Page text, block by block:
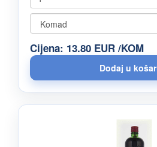
Cijena: 13.80 EUR /KOM